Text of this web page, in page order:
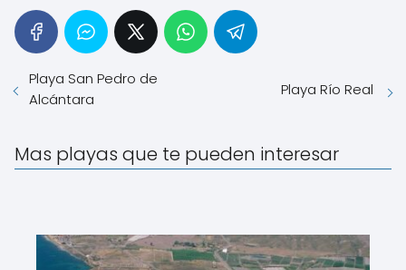
Playa San Pedro de
Alcántara
Playa Río Real
Mas playas que te pueden interesar